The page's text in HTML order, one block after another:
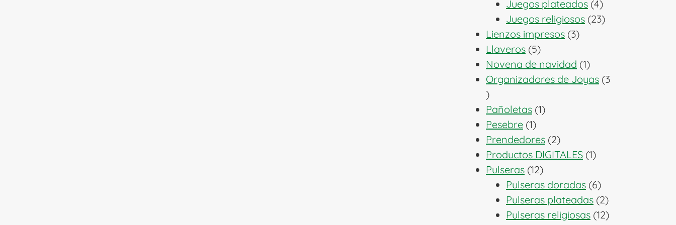
productos
Juegos plateados 44
productos
Juegos religiosos 2323
Lienzos impresos 33
Llaveros 55
productos
Novena de navidad 11
producto
Organizadores de Joyas 3
3
productos
Pañoletas 11
Pesebre 11
producto
Prendedores 22
productos
Productos DIGITALES 11
Pulseras 1212
productos
Pulseras doradas 66
productos
Pulseras plateadas 22
productos
Pulseras religiosas 1212